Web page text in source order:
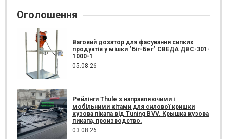
Оголошення
Ваговий дозатор для фасування сипких
продуктів у мішки "Біг-Бег" СВЕДА ДВС-301-
1000-1
05.08.26
Рейлінги Thule з направляючими і
мобільними кітами для силової кришки
кузова пікапа від Tuning BVV. Крышка кузова
пикапа, производство.
03.08.26